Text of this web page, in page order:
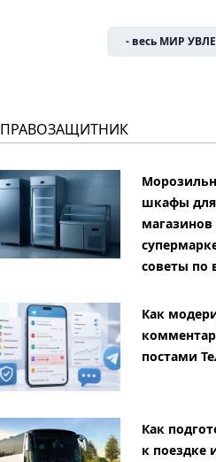
- весь МИР
ПРАВОЗАЩИТНИК
шкафы для
магазинов
советы по
Как
постами
Как
к поездке